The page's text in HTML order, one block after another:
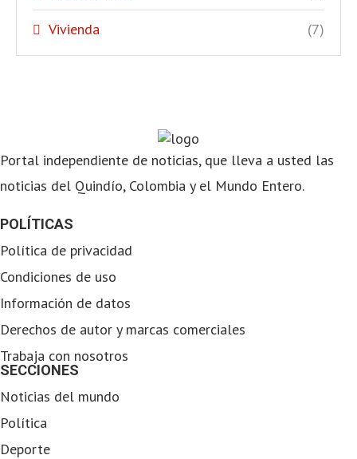
Vivienda (7)
Portal independiente de noticias, que lleva a usted las
noticias del Quindío, Colombia y el Mundo Entero.
POLÍTICAS
Política de privacidad
Condiciones de uso
Información de datos
Derechos de autor y marcas comerciales
Trabaja con nosotros
SECCIONES
Noticias del mundo
Política
Deporte